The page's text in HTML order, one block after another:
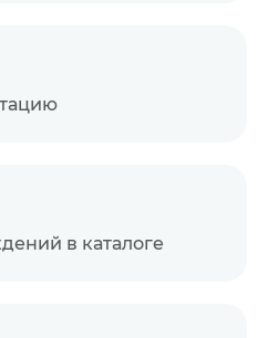
в каталоге